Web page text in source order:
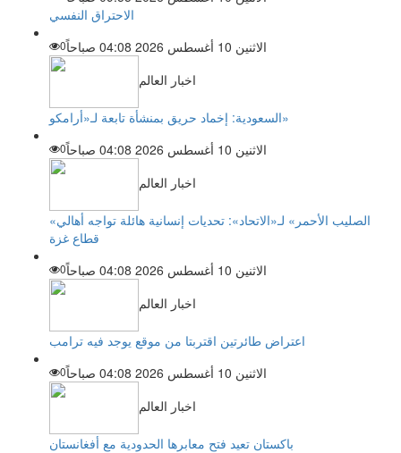
الاحتراق النفسي
الاثنين 10 أغسطس 2026 04:08 صباحاً
0
اخبار العالم
السعودية: إخماد حريق بمنشأة تابعة لـ«أرامكو»
الاثنين 10 أغسطس 2026 04:08 صباحاً
0
اخبار العالم
«الصليب الأحمر» لـ«الاتحاد»: تحديات إنسانية هائلة تواجه أهالي
قطاع غزة
الاثنين 10 أغسطس 2026 04:08 صباحاً
0
اخبار العالم
اعتراض طائرتين اقتربتا من موقع يوجد فيه ترامب
الاثنين 10 أغسطس 2026 04:08 صباحاً
0
اخبار العالم
باكستان تعيد فتح معابرها الحدودية مع أفغانستان